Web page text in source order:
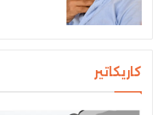
كاريكاتير